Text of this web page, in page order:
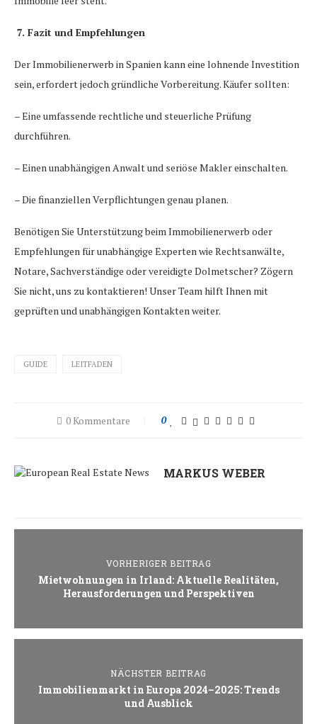
7. Fazit und Empfehlungen
Der Immobilienerwerb in Spanien kann eine lohnende Investition
sein, erfordert jedoch gründliche Vorbereitung. Käufer sollten:
– Eine umfassende rechtliche und steuerliche Prüfung
durchführen.
– Einen unabhängigen Anwalt und seriöse Makler einschalten.
– Die finanziellen Verpflichtungen genau planen.
Benötigen Sie Unterstützung beim Immobilienerwerb oder
Empfehlungen für unabhängige Experten wie Rechtsanwälte,
Notare, Sachverständige oder vereidigte Dolmetscher? Zögern
Sie nicht, uns zu kontaktieren! Unser Team hilft Ihnen mit
geprüften und unabhängigen Kontakten weiter.
GUIDE LEITFADEN
0 Kommentare 0
MARKUS WEBER
VORHERIGER BEITRAG
Mietwohnungen in Irland: Aktuelle Realitäten,
Herausforderungen und Perspektiven
NÄCHSTER BEITRAG
Immobilienmarkt in Europa 2024–2025: Trends
und Ausblick